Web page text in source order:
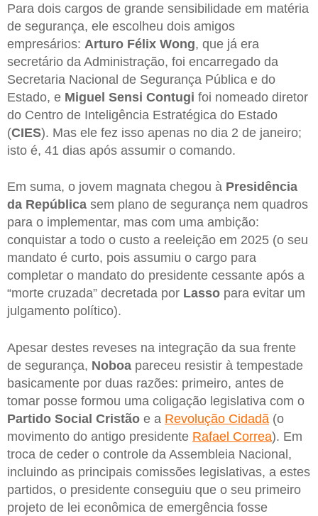
Para dois cargos de grande sensibilidade em matéria
de segurança, ele escolheu dois amigos
empresários: Arturo Félix Wong, que já era
secretário da Administração, foi encarregado da
Secretaria Nacional de Segurança Pública e do
Estado, e Miguel Sensi Contugi foi nomeado diretor
do Centro de Inteligência Estratégica do Estado
(CIES). Mas ele fez isso apenas no dia 2 de janeiro;
isto é, 41 dias após assumir o comando.
Em suma, o jovem magnata chegou à Presidência
da República sem plano de segurança nem quadros
para o implementar, mas com uma ambição:
conquistar a todo o custo a reeleição em 2025 (o seu
mandato é curto, pois assumiu o cargo para
completar o mandato do presidente cessante após a
“morte cruzada” decretada por Lasso para evitar um
julgamento político).
Apesar destes reveses na integração da sua frente
de segurança, Noboa pareceu resistir à tempestade
basicamente por duas razões: primeiro, antes de
tomar posse formou uma coligação legislativa com o
Partido Social Cristão e a Revolução Cidadã (o
movimento do antigo presidente Rafael Correa). Em
troca de ceder o controle da Assembleia Nacional,
incluindo as principais comissões legislativas, a estes
partidos, o presidente conseguiu que o seu primeiro
projeto de lei econômica de emergência fosse